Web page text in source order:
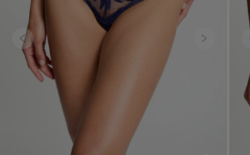
Previous Next